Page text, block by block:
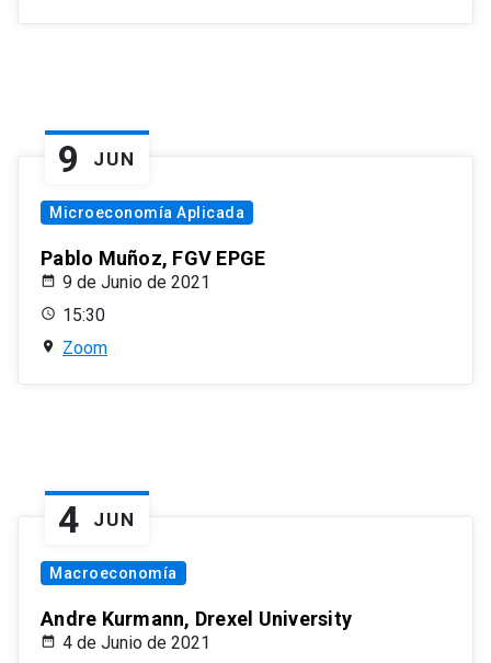
9 JUN
Microeconomía Aplicada
Pablo Muñoz, FGV EPGE
9 de Junio de 2021
15:30
Zoom
4 JUN
Macroeconomía
Andre Kurmann, Drexel University
4 de Junio de 2021